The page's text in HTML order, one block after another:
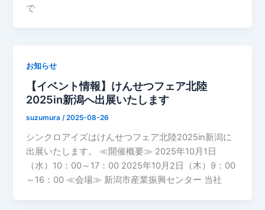
で
お知らせ
【イベント情報】けんせつフェア北陸
2025in新潟へ出展いたします
suzumura/2025-08-26
シンクロアイズはけんせつフェア北陸2025in新潟に
出展いたします。 ≪開催概要≫ 2025年10月1日
（水）10：00～17：00 2025年10月2日（木）9：00
～16：00 ≪会場≫ 新潟市産業振興センター 当社